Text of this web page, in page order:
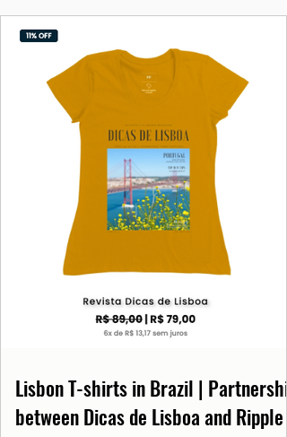
Lisbon T-shirts in Brazil | Partnership
between Dicas de Lisboa and Ripple